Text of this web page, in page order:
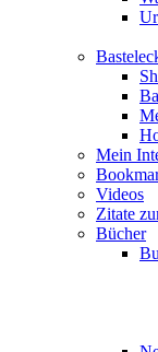
Mein
Videos
Zitate
Bücher